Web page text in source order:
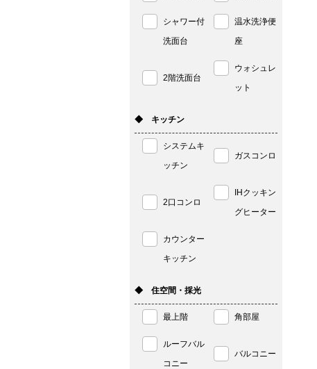
シャワー付
洗面台
温水洗浄便
座
2階洗面台
ウォシュレ
ット
◆ キッチン
システムキ
ッチン
ガスコンロ
2口コンロ
IHクッキン
グヒーター
カウンター
キッチン
◆ 住空間・採光
最上階 角部屋
ルーフバル
コニー
バルコニー